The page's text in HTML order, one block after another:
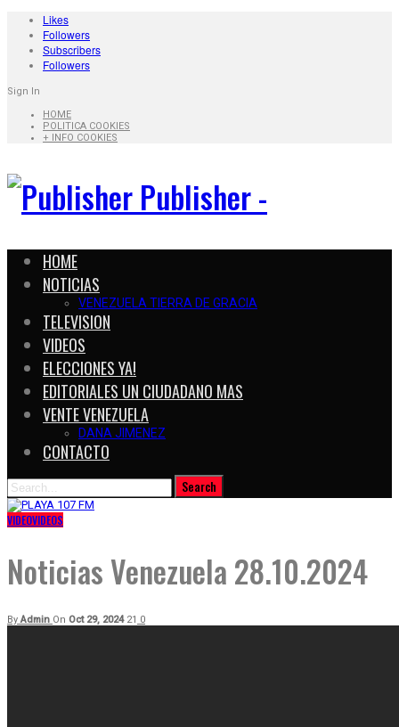
Likes
Followers
Subscribers
Followers
Sign In
HOME
POLITICA COOKIES
+ INFO COOKIES
Publisher -
HOME
NOTICIAS
VENEZUELA TIERRA DE GRACIA
TELEVISION
VIDEOS
ELECCIONES YA!
EDITORIALES UN CIUDADANO MAS
VENTE VENEZUELA
DANA JIMENEZ
CONTACTO
VIDEOVIDEOS
Noticias Venezuela 28.10.2024
By Admin On Oct 29, 2024 21 0